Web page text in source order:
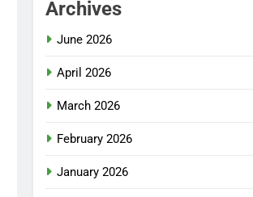
Archives
June 2026
April 2026
March 2026
February 2026
January 2026